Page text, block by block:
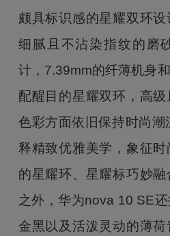
颇具标识感的星耀双环
细腻且不沾染指纹的磨
计，7.39mm的纤薄机身
配醒目的星耀双环，高级
色彩方面依旧保持时尚
释精致优雅美学，象征
的星耀环、星耀标巧妙
之外，华为nova 10 SE
金黑以及活泼灵动的薄